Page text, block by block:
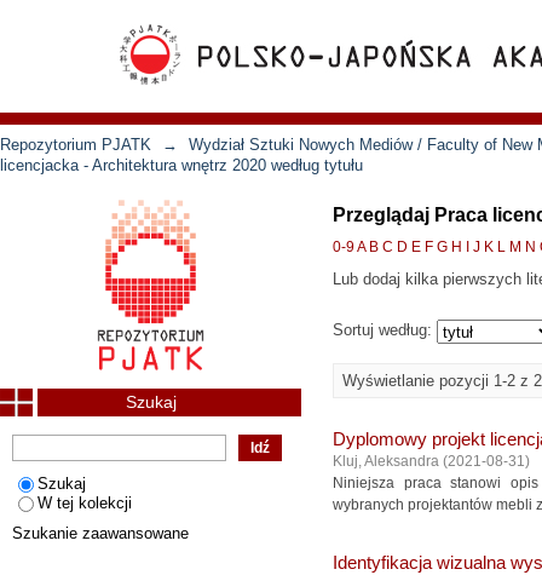
Repozytorium PJATK →
Wydział Sztuki Nowych Mediów / Faculty of New
licencjacka - Architektura wnętrz 2020 według tytułu
Przeglądaj Praca
0-9A B C D E F G H J K L M N
Lub dodaj kilka pierwszych
Sortuj według:
Wyświetlanie pozycji 1-2 z 2
Dyplomowy projekt
Kluj, Aleksandra (2021-08-31)
Niniejsza praca stanowi
wybranych projektantów mebli
Identyfikacja wizualna
Szukaj
Szukaj
W tej kolekcji
Szukanie zaawansowane